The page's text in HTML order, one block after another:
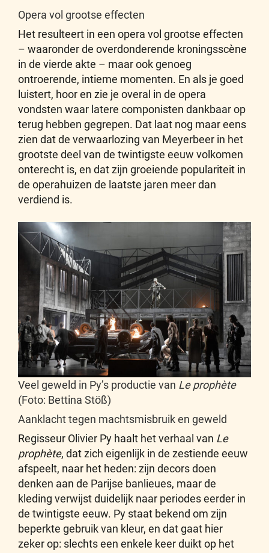
Opera vol grootse effecten
Het resulteert in een opera vol grootse effecten
– waaronder de overdonderende kroningsscène
in de vierde akte – maar ook genoeg
ontroerende, intieme momenten. En als je goed
luistert, hoor en zie je overal in de opera
vondsten waar latere componisten dankbaar op
terug hebben gegrepen. Dat laat nog maar eens
zien dat de verwaarlozing van Meyerbeer in het
grootste deel van de twintigste eeuw volkomen
onterecht is, en dat zijn groeiende populariteit in
de operahuizen de laatste jaren meer dan
verdiend is.
Veel geweld in Py’s productie van Le prophète
(Foto: Bettina Stöß)
Aanklacht tegen machtsmisbruik en geweld
Regisseur Olivier Py haalt het verhaal van Le
prophète, dat zich eigenlijk in de zestiende eeuw
afspeelt, naar het heden: zijn decors doen
denken aan de Parijse banlieues, maar de
kleding verwijst duidelijk naar periodes eerder in
de twintigste eeuw. Py staat bekend om zijn
beperkte gebruik van kleur, en dat gaat hier
zeker op: slechts een enkele keer duikt op het